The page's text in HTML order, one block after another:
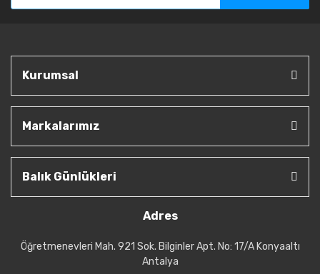
Kurumsal
Markalarımız
Balık Günlükleri
Adres
Öğretmenevleri Mah. 921 Sok. Bilginler Apt. No: 17/A Konyaaltı
Antalya